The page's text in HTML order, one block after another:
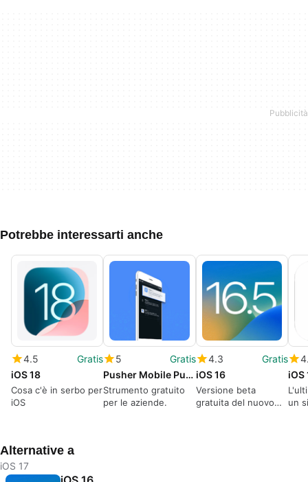
Potrebbe interessarti anche
4.5
Gratis
iOS 18
Cosa c'è in serbo per
iOS
5
Gratis
Pusher Mobile Push Notifications API
Strumento gratuito
per le aziende.
4.3
Gratis
iOS 16
Versione beta
gratuita del nuovo
iOS
un
Alternative a
iOS 17